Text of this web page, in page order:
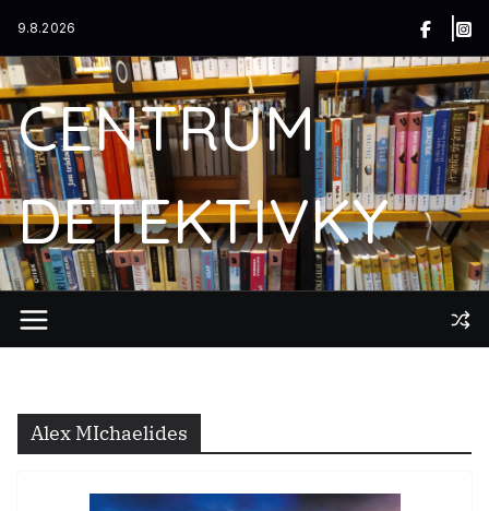
obsah
9.8.2026
CENTRUM
DETEKTIVKY
Alex MIchaelides